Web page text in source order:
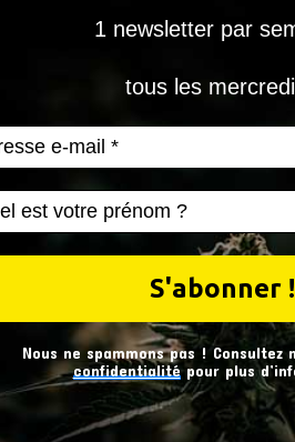
1 newsletter par
tous les
Nous ne spammons pas ! Consultez
confidentialitépour plus